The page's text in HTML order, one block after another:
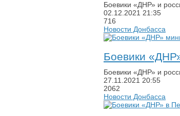
Боевики «ДНР» и
02.12.2021 21:35
716
Новости Донбасса
Боевики
Боевики «ДНР» и
27.11.2021 20:55
2062
Новости Донбасса